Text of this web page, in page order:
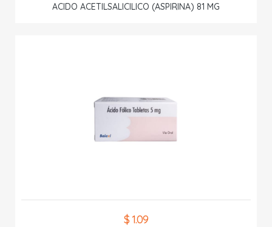
ACIDO ACETILSALICILICO (ASPIRINA) 81 MG
$ 1.09